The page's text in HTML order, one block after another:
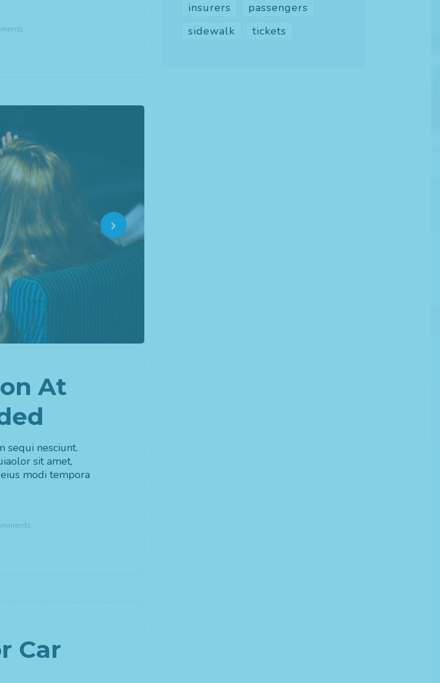
At
sequi nesciunt.
sit amet,
modi tempora
Car
insurers
passengers
sidewalk
tickets
il viaggio di rientro.